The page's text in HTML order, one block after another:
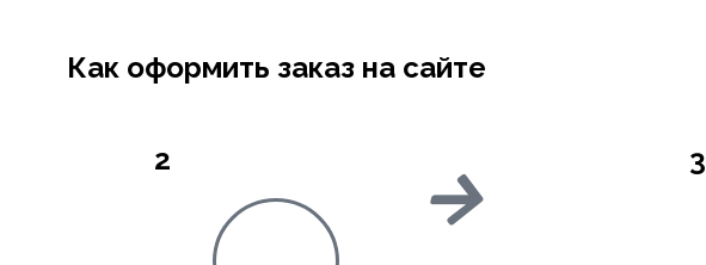
Как оформить заказ на сайте
2 3